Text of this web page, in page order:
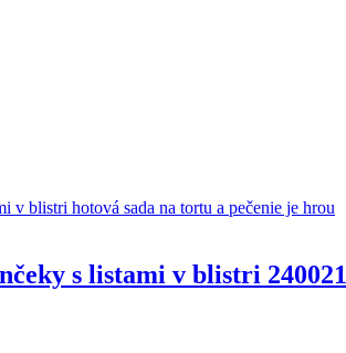
s listami v blistri 240021